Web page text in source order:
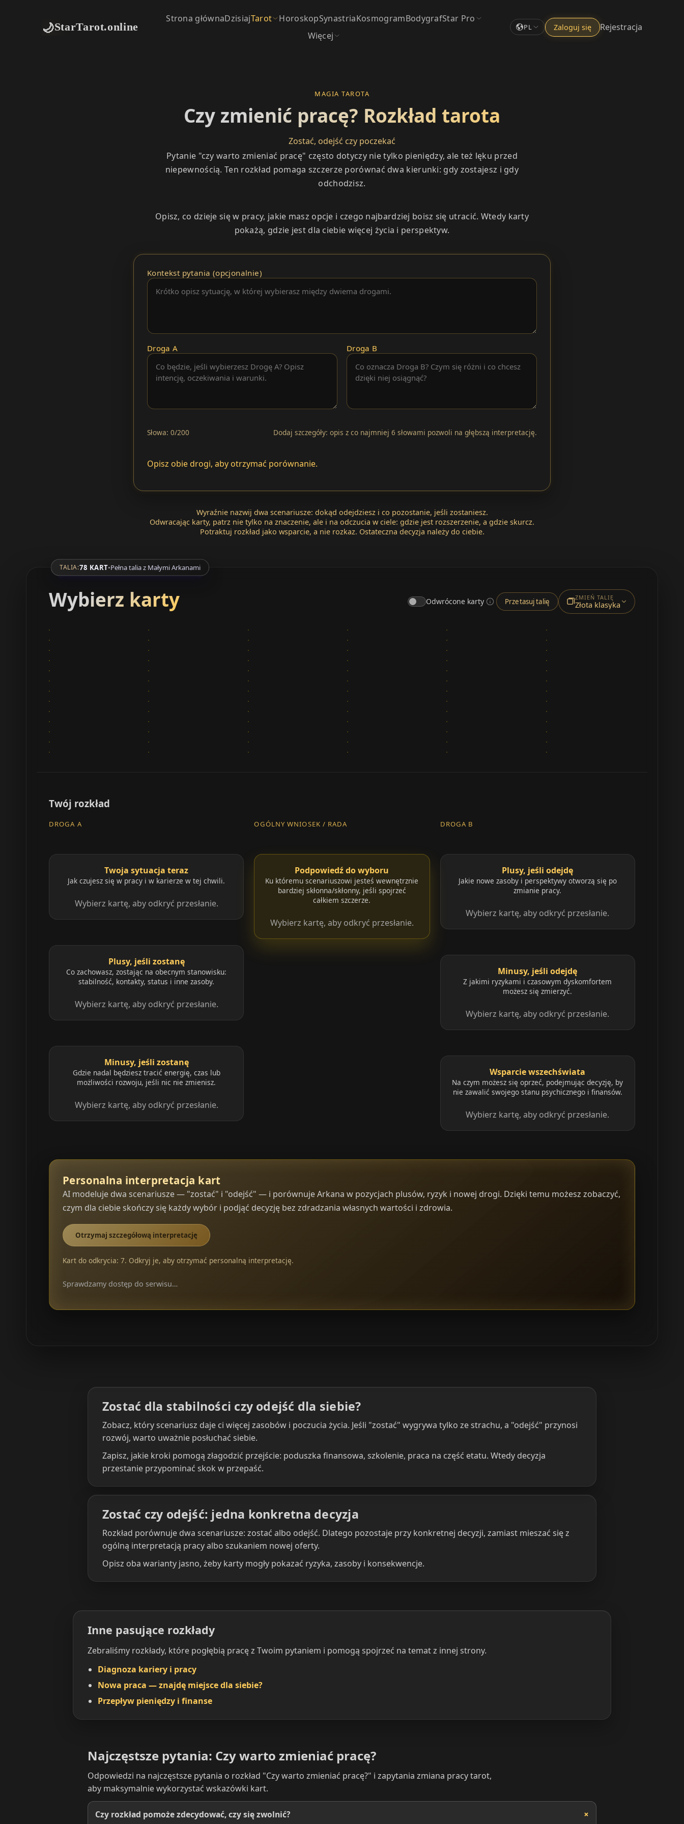
🌙StarTarot.online
Strona głównaDzisiajTarot HoroskopSynastriaKosmogramBodygrafStar Pro
Więcej
PL Zaloguj się Rejestracja
MAGIA TAROTA
Czy zmienić pracę? Rozkład tarota
Zostać, odejść czy poczekać
Pytanie "czy warto zmieniać pracę" często dotyczy nie tylko pieniędzy, ale też lęku przed
niepewnością. Ten rozkład pomaga szczerze porównać dwa kierunki: gdy zostajesz i gdy
odchodzisz.
Opisz, co dzieje się w pracy, jakie masz opcje i czego najbardziej boisz się utracić. Wtedy karty
pokażą, gdzie jest dla ciebie więcej życia i perspektyw.
Kontekst pytania (opcjonalnie)
Droga A Droga B
Słowa: 0/200 Dodaj szczegóły: opis z co najmniej 6 słowami pozwoli na głębszą interpretację.
Opisz obie drogi, aby otrzymać porównanie.
Wyraźnie nazwij dwa scenariusze: dokąd odejdziesz i co pozostanie, jeśli zostaniesz.
Odwracając karty, patrz nie tylko na znaczenie, ale i na odczucia w ciele: gdzie jest rozszerzenie, a gdzie skurcz.
Potraktuj rozkład jako wsparcie, a nie rozkaz. Ostateczna decyzja należy do ciebie.
TALIA:78 KART•Pełna talia z Małymi Arkanami
Wybierz karty Odwrócone karty Przetasuj talię ZMIEŃ TALIĘ
Złota klasyka
Twój rozkład
DROGA A
Twoja sytuacja teraz
Jak czujesz się w pracy i w karierze w tej chwili.
Wybierz kartę, aby odkryć przesłanie.
Plusy, jeśli zostanę
Co zachowasz, zostając na obecnym stanowisku:
stabilność, kontakty, status i inne zasoby.
Wybierz kartę, aby odkryć przesłanie.
Minusy, jeśli zostanę
Gdzie nadal będziesz tracić energię, czas lub
możliwości rozwoju, jeśli nic nie zmienisz.
Wybierz kartę, aby odkryć przesłanie.
OGÓLNY WNIOSEK / RADA
Podpowiedź do wyboru
Ku któremu scenariuszowi jesteś wewnętrznie
bardziej skłonna/skłonny, jeśli spojrzeć
całkiem szczerze.
Wybierz kartę, aby odkryć przesłanie.
DROGA B
Plusy, jeśli odejdę
Jakie nowe zasoby i perspektywy otworzą się po
zmianie pracy.
Wybierz kartę, aby odkryć przesłanie.
Minusy, jeśli odejdę
Z jakimi ryzykami i czasowym dyskomfortem
możesz się zmierzyć.
Wybierz kartę, aby odkryć przesłanie.
Wsparcie wszechświata
Na czym możesz się oprzeć, podejmując decyzję, by
nie zawalić swojego stanu psychicznego i finansów.
Wybierz kartę, aby odkryć przesłanie.
Personalna interpretacja kart
AI modeluje dwa scenariusze — "zostać" i "odejść" — i porównuje Arkana w pozycjach plusów, ryzyk i nowej drogi. Dzięki temu możesz zobaczyć,
czym dla ciebie skończy się każdy wybór i podjąć decyzję bez zdradzania własnych wartości i zdrowia.
Otrzymaj szczegółową interpretację
Kart do odkrycia: 7. Odkryj je, aby otrzymać personalną interpretację.
Sprawdzamy dostęp do serwisu…
Zostać dla stabilności czy odejść dla siebie?
Zobacz, który scenariusz daje ci więcej zasobów i poczucia życia. Jeśli "zostać" wygrywa tylko ze strachu, a "odejść" przynosi
rozwój, warto uważnie posłuchać siebie.
Zapisz, jakie kroki pomogą złagodzić przejście: poduszka finansowa, szkolenie, praca na część etatu. Wtedy decyzja
przestanie przypominać skok w przepaść.
Zostać czy odejść: jedna konkretna decyzja
Rozkład porównuje dwa scenariusze: zostać albo odejść. Dlatego pozostaje przy konkretnej decyzji, zamiast mieszać się z
ogólną interpretacją pracy albo szukaniem nowej oferty.
Opisz oba warianty jasno, żeby karty mogły pokazać ryzyka, zasoby i konsekwencje.
Inne pasujące rozkłady
Zebraliśmy rozkłady, które pogłębią pracę z Twoim pytaniem i pomogą spojrzeć na temat z innej strony.
Diagnoza kariery i pracy
Nowa praca — znajdę miejsce dla siebie?
Przepływ pieniędzy i finanse
Najczęstsze pytania: Czy warto zmieniać pracę?
Odpowiedzi na najczęstsze pytania o rozkład "Czy warto zmieniać pracę?" i zapytania zmiana pracy tarot,
aby maksymalnie wykorzystać wskazówki kart.
Czy rozkład pomoże zdecydować, czy się zwolnić?